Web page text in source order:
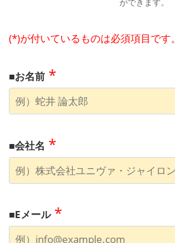
(*)が付いているものは必須項目です。
■お名前 *
■会社名 *
■Eメール *